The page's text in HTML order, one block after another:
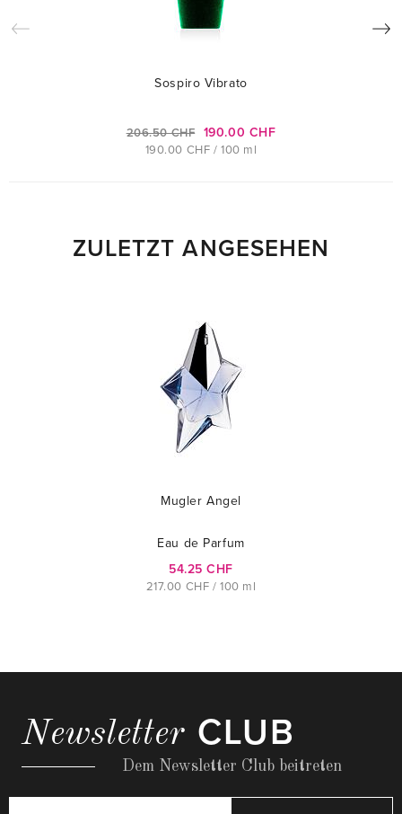
Sospiro Vibrato
206.50 CHF 190.00 CHF
190.00 CHF / 100 ml
ZULETZT ANGESEHEN
Mugler Angel
Eau de Parfum
54.25 CHF
217.00 CHF / 100 ml
Newsletter CLUB
Dem Newsletter Club beitreten